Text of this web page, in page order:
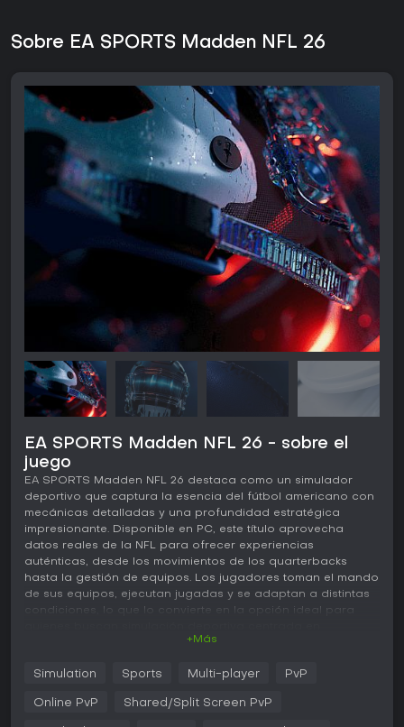
Sobre EA SPORTS Madden NFL 26
EA SPORTS Madden NFL 26 - sobre el
juego
EA SPORTS Madden NFL 26 destaca como un simulador
deportivo que captura la esencia del fútbol americano con
mecánicas detalladas y una profundidad estratégica
impresionante. Disponible en PC, este título aprovecha
datos reales de la NFL para ofrecer experiencias
auténticas, desde los movimientos de los quarterbacks
hasta la gestión de equipos. Los jugadores toman el mando
de sus equipos, ejecutan jugadas y se adaptan a distintas
condiciones, lo que lo convierte en la opción ideal para
Jugabilidad
En Madden NFL 26, el núcleo del juego gira en torno a
+Más
Simulation Sports Multi-player PvP
Online PvP Shared/Split Screen PvP